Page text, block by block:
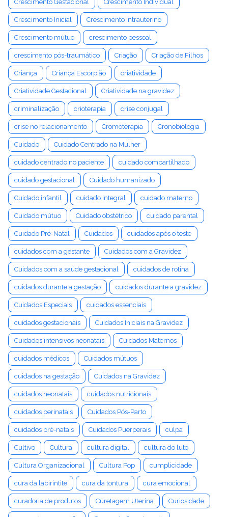
Crescimento Gestacional Crescimento Individual
Crescimento Inicial Crescimento intrauterino
Crescimento mútuo crescimento pessoal
crescimento pós-traumático Criação Criação de Filhos
Criança Criança Escorpião criatividade
Criatividade Gestacional Criatividade na gravidez
criminalização crioterapia crise conjugal
crise no relacionamento Cromoterapia Cronobiologia
Cuidado Cuidado Centrado na Mulher
cuidado centrado no paciente cuidado compartilhado
cuidado gestacional Cuidado humanizado
Cuidado infantil cuidado integral cuidado materno
Cuidado mútuo Cuidado obstétrico cuidado parental
Cuidado Pré-Natal Cuidados cuidados após o teste
cuidados com a gestante Cuidados com a Gravidez
Cuidados com a saúde gestacional cuidados de rotina
cuidados durante a gestação cuidados durante a gravidez
Cuidados Especiais cuidados essenciais
cuidados gestacionais Cuidados Iniciais na Gravidez
Cuidados intensivos neonatais Cuidados Maternos
cuidados médicos Cuidados mútuos
cuidados na gestação Cuidados na Gravidez
cuidados neonatais cuidados nutricionais
cuidados perinatais Cuidados Pós-Parto
cuidados pré-natais Cuidados Puerperais culpa
Cultivo Cultura cultura digital cultura do luto
Cultura Organizacional Cultura Pop cumplicidade
cura da labirintite cura da tontura cura emocional
curadoria de produtos Curetagem Uterina Curiosidade